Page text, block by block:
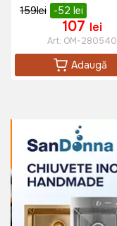
159lei -52 lei
107 lei
Art: OM-280540
Adaugă